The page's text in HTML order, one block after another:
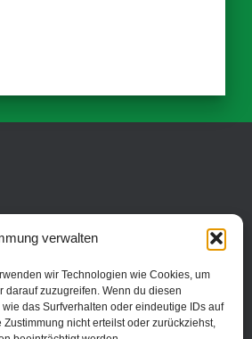
verwalten
wir Technologien wie Cookies, um
zuzugreifen. Wenn du diesen
das Surfverhalten oder eindeutige IDs auf
nicht erteilst oder zurückziehst,